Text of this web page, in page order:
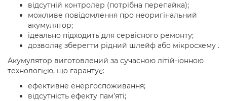
відсутній контролер (потрібна перепайка);
можливе повідомлення про неоригінальний
акумулятор;
ідеально підходить для сервісного ремонту;
дозволяє зберегти рідний шлейф або мікросхему .
Акумулятор виготовлений за сучасною літій-іонною
технологією, що гарантує:
ефективне енергоспоживання;
відсутність ефекту пам’яті;